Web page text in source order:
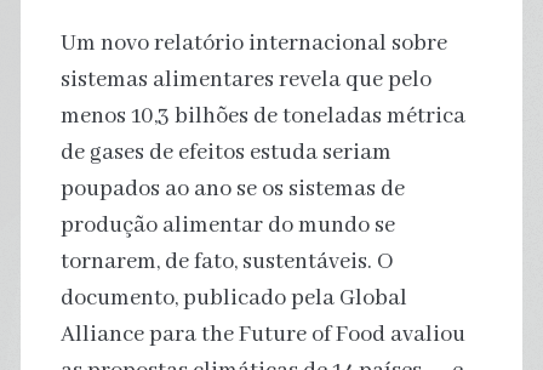
Um novo relatório internacional sobre
sistemas alimentares revela que pelo
menos 10,3 bilhões de toneladas métrica
de gases de efeitos estuda seriam
poupados ao ano se os sistemas de
produção alimentar do mundo se
tornarem, de fato, sustentáveis. O
documento, publicado pela Global
Alliance para the Future of Food avaliou